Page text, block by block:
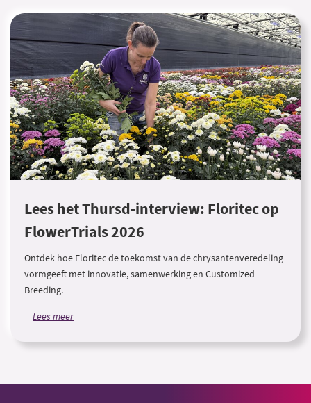
Lees het Thursd-interview: Floritec op
FlowerTrials 2026
Ontdek hoe Floritec de toekomst van de chrysantenveredeling
vormgeeft met innovatie, samenwerking en Customized
Breeding.
Lees meer